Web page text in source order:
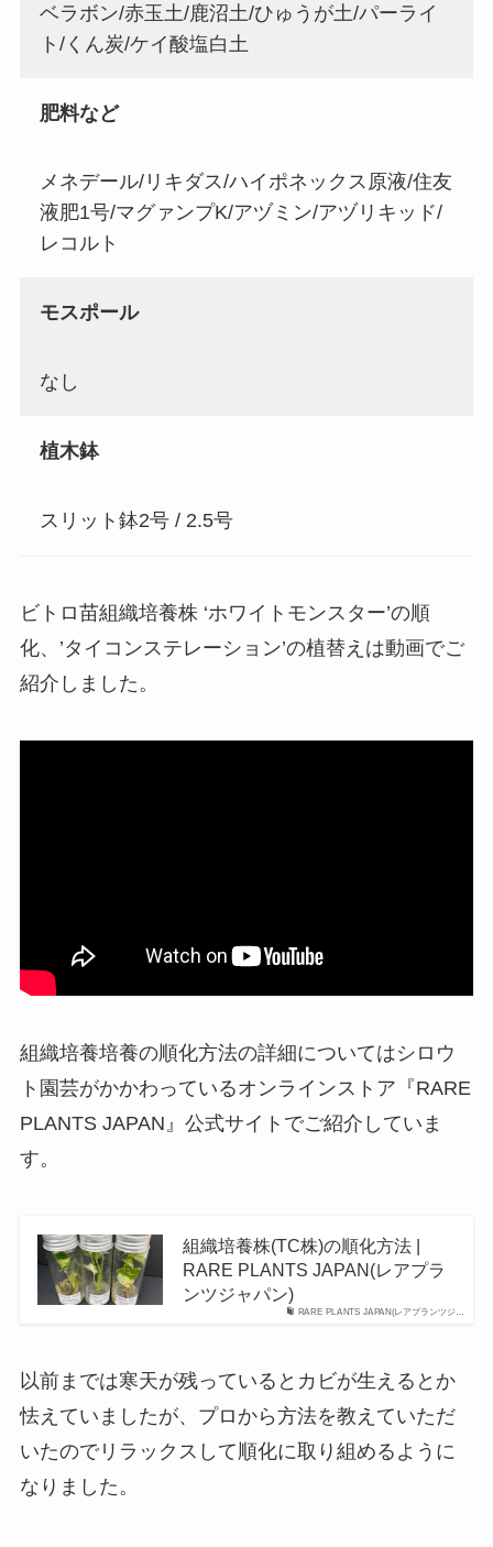
ベラボン/赤玉土/鹿沼土/ひゅうが土/パーライ
ト/くん炭/ケイ酸塩白土
肥料など
メネデール/リキダス/ハイポネックス原液/住友
液肥1号/マグァンプK/アヅミン/アヅリキッド/
レコルト
モスポール
なし
植木鉢
スリット鉢2号 / 2.5号
ビトロ苗組織培養株 ‘ホワイトモンスター’の順
化、’タイコンステレーション’の植替えは動画でご
紹介しました。
組織培養培養の順化方法の詳細についてはシロウ
ト園芸がかかわっているオンラインストア『RARE
PLANTS JAPAN』公式サイトでご紹介していま
す。
RARE PLANTS JAPAN(レアプランツジ…
組織培養株(TC株)の順化方法 |
RARE PLANTS JAPAN(レアプラ
ンツジャパン)
以前までは寒天が残っているとカビが生えるとか
怯えていましたが、プロから方法を教えていただ
いたのでリラックスして順化に取り組めるように
なりました。